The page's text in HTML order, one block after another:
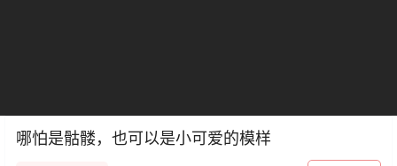
哪怕是骷髅，也可以是小可爱的模样